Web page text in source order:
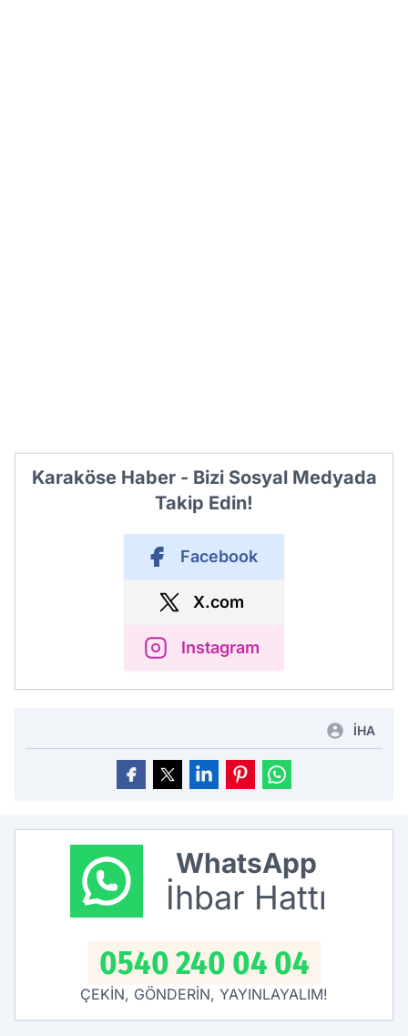
Karaköse Haber - Bizi Sosyal Medyada
Takip Edin!
Facebook
X.com
Instagram
İHA
WhatsApp
İhbar Hattı
0540 240 04 04
ÇEKİN, GÖNDERİN, YAYINLAYALIM!